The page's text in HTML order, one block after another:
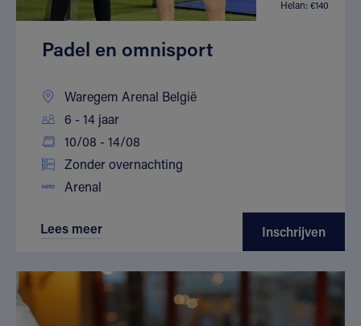
Helan: €140
Padel en omnisport
Waregem Arenal België
6 - 14 jaar
10/08 - 14/08
Zonder overnachting
Arenal
Lees meer Inschrijven